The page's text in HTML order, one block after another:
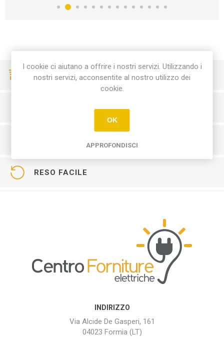
CONSEGNE VELOCI
PAGAMENTI SICURI
RESO FACILE
INDIRIZZO
Via Alcide De Gasperi, 161
04023 Formia (LT)
I cookie ci aiutano a offrire i nostri servizi. Utilizzando i
nostri servizi, acconsentite al nostro utilizzo dei
cookie.
OK
APPROFONDISCI